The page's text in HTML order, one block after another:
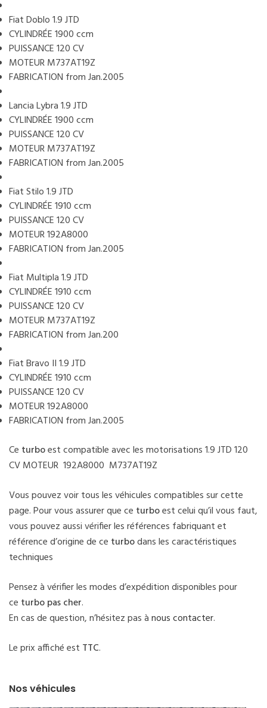
Fiat Doblo 1.9 JTD
CYLINDRÉE 1900 ccm
PUISSANCE 120 CV
MOTEUR M737AT19Z
FABRICATION from Jan.2005
Lancia Lybra 1.9 JTD
CYLINDRÉE 1900 ccm
PUISSANCE 120 CV
MOTEUR M737AT19Z
FABRICATION from Jan.2005
Fiat Stilo 1.9 JTD
CYLINDRÉE 1910 ccm
PUISSANCE 120 CV
MOTEUR 192A8000
FABRICATION from Jan.2005
Fiat Multipla 1.9 JTD
CYLINDRÉE 1910 ccm
PUISSANCE 120 CV
MOTEUR M737AT19Z
FABRICATION from Jan.200
Fiat Bravo II 1.9 JTD
CYLINDRÉE 1910 ccm
PUISSANCE 120 CV
MOTEUR 192A8000
FABRICATION from Jan.2005
Ce turboest compatible avec les motorisations 1.9 JTD 120
CV MOTEUR 192A8000 M737AT19Z
Vous pouvez voir tous les véhicules compatibles sur cette
page. Pour vous assurer que ce turboest celui qu’il vous faut,
vous pouvez aussi vérifier les références fabriquant et
référence d’origine de ce turbodans les caractéristiques
techniques
Pensez à vérifier les modes d’expédition disponibles pour
ce turbo pas cher.
En cas de question, n’hésitez pas ànous contacter.
Le prix affiché est TTC.
Nos véhicules